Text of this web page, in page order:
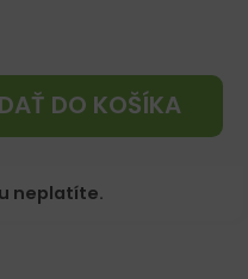
DO KOŠÍKA
neplatíte.